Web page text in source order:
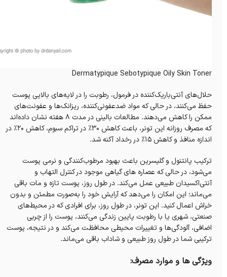
Dermatypique Sebotypique Oily Skin Toner
حلال‌های آنتی‌باریک‌کننده در فرمول، رطوبت را در لایه‌های بالایی پوست
حفظ می‌کنند، در حالی که مواد ضدعفونی‌کننده، ریزانک‌ها و عفونت‌های
ممکن را کاهش می‌دهند. مطالعات بالینی در مدت 8 هفته نشان داده‌اند
که مصرف روزانه این تونر، باعث کاهش 30٪ در تراکم سبوم، کاهش 20٪ در
اندازه منافذ و کاهش 15٪ در رخداد آکنه شد.
ترکیب پانتنول و گلیسرین باعث بهبود مرطوب‌کنندگی و نرمی پوست
می‌شود، در حالی که عصاره های گیاهی موجود در کنترل التهاب و
آنتی‌اکسیدان طبیعی عمل می‌کند. در طول روز، پوست تازه و مات باقی
می‌ماند؛ این امکان را می‌دهد که آرایش خود را به‌صورت مطمئن و بدون
خراش اعمال کنید. این تونر، در طول روز، برای افرادی که در محیط‌های
صنعتی، شهری یا با رطوبت پایین زندگی می‌کنند، پوست را از چربی
اضافی، آلودگی‌ها و تغییرات محیطی محافظت می‌کند و در نتیجه، پوست
ترکیبی شما در طول روز طبیعی و شاداب باقی می‌ماند.
ویژگی ها و موارد مصرف: